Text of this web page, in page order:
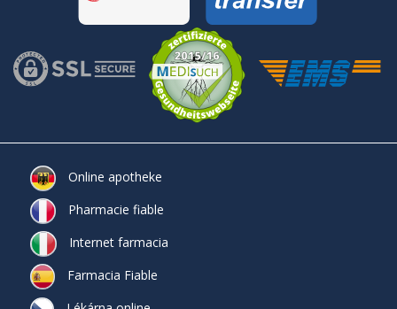
Online apotheke
Pharmacie fiable
Internet farmacia
Farmacia Fiable